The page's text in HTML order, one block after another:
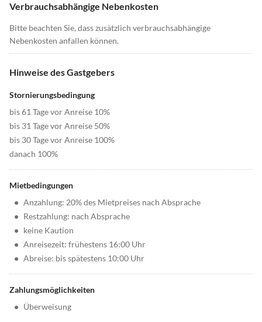
Verbrauchsabhängige Nebenkosten
Bitte beachten Sie, dass zusätzlich verbrauchsabhängige
Nebenkosten anfallen können.
Hinweise des Gastgebers
Stornierungsbedingung
bis 61 Tage vor Anreise 10%
bis 31 Tage vor Anreise 50%
bis 30 Tage vor Anreise 100%
danach 100%
Mietbedingungen
• Anzahlung: 20% des Mietpreises nach Absprache
• Restzahlung: nach Absprache
• keine Kaution
• Anreisezeit: frühestens 16:00 Uhr
• Abreise: bis spätestens 10:00 Uhr
Zahlungsmöglichkeiten
• Überweisung